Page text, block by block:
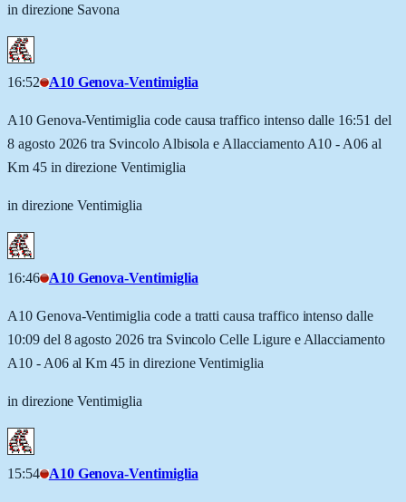
in direzione Savona
16:52 A10 Genova-Ventimiglia
A10 Genova-Ventimiglia code causa traffico intenso dalle 16:51 del
8 agosto 2026 tra Svincolo Albisola e Allacciamento A10 - A06 al
Km 45 in direzione Ventimiglia
in direzione Ventimiglia
16:46 A10 Genova-Ventimiglia
A10 Genova-Ventimiglia code a tratti causa traffico intenso dalle
10:09 del 8 agosto 2026 tra Svincolo Celle Ligure e Allacciamento
A10 - A06 al Km 45 in direzione Ventimiglia
in direzione Ventimiglia
15:54 A10 Genova-Ventimiglia